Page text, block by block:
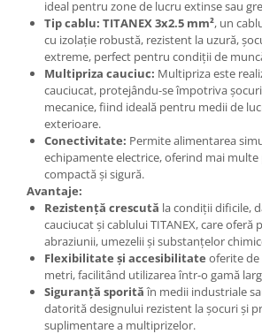
ideal pentru zone de lucru extinse sau
Tip cablu: TITANEX 3x2.5 mm², un
cu izolație robustă, rezistent la uzură,
extreme, perfect pentru condiții de
Multipriza cauciuc: Multipriza este
cauciucat, protejându-se împotriva
mecanice, fiind ideală pentru medii de
exterioare.
Conectivitate: Permite alimentarea
echipamente electrice, oferind mai
compactă și sigură.
Avantaje:
Rezistență crescută la condiții dificile,
cauciucat și cablului TITANEX, care
abraziunii, umezelii și substanțelor
Flexibilitate și accesibilitate oferite de
metri, facilitând utilizarea într-o gamă
Siguranță sporităîn medii industriale
datorită designului rezistent la șocuri și
suplimentare a multiprizelor.